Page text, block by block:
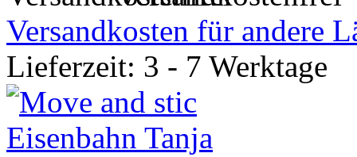
Versandkosten für andere
Lieferzeit: 3 - 7 Werktage